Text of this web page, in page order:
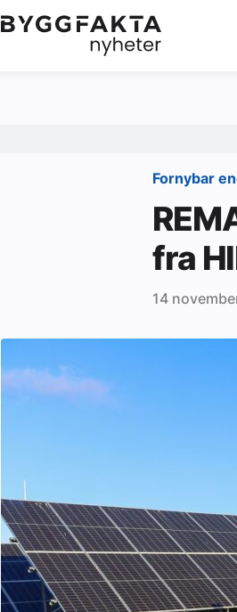
Jobbmarkedet
Tips oss
Ledige stillinger
Aktivitetskalender
Bransjekommentar
Fornybar
fra
14